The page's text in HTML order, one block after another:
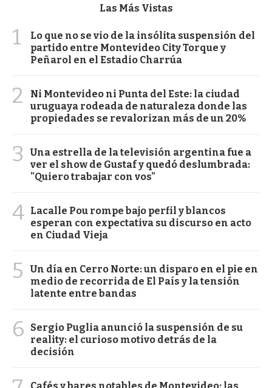
Las Más Vistas
1
Lo que no se vio de la insólita suspensión del
partido entre Montevideo City Torque y
Peñarol en el Estadio Charrúa
2
Ni Montevideo ni Punta del Este: la ciudad
uruguaya rodeada de naturaleza donde las
propiedades se revalorizan más de un 20%
3
Una estrella de la televisión argentina fue a
ver el show de Gustaf y quedó deslumbrada:
"Quiero trabajar con vos"
4 Lacalle Pou rompe bajo perfil y blancos
esperan con expectativa su discurso en acto
en Ciudad Vieja
5
Un día en Cerro Norte: un disparo en el pie en
medio de recorrida de El País y la tensión
latente entre bandas
6
Sergio Puglia anunció la suspensión de su
reality: el curioso motivo detrás de la
decisión